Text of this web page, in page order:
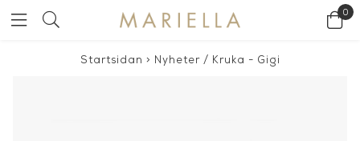
0
Startsidan > Nyheter/ Kruka - Gigi